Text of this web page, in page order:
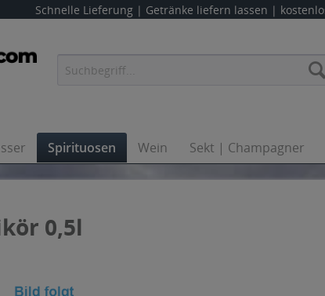
Schnelle Lieferung | Getränke liefern lassen |
Spirituosen Wein Sekt | Champagner
0,5l